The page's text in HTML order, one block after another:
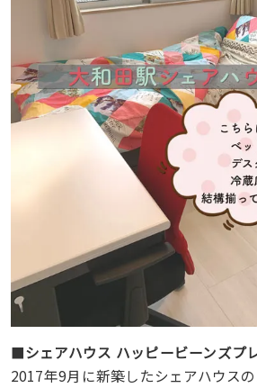
■シェアハウス ハッピービーンズプ
2017年9月に新築したシェアハウス